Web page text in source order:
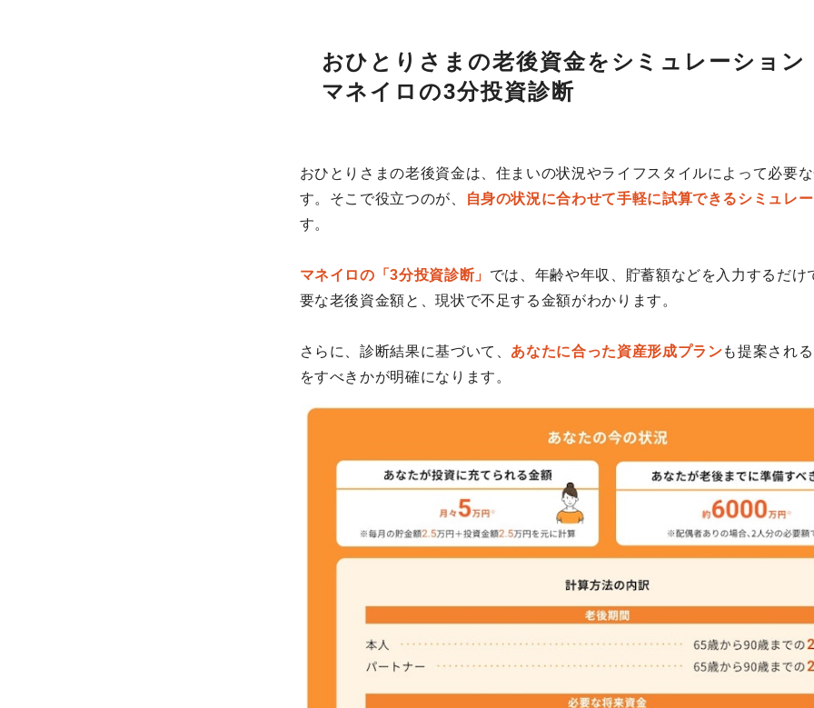
おひとりさまの老後資金をシミュレーション
マネイロの3分投資診断
おひとりさまの老後資金は、住まいの状況やライフスタイルによって必要
す。そこで役立つのが、
自身の状況に合わせて手軽に試算できるシミュレ
す。
マネイロの「3分投資診断」 では、年齢や年収、貯蓄額などを入力するだけ
要な老後資金額と、現状で不足する金額がわかります。
さらに、診断結果に基づいて、 あなたに合った資産形成プランも提案され
をすべきかが明確になります。